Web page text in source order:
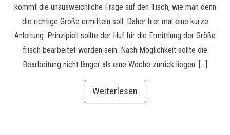
kommt die unausweichliche Frage auf den Tisch, wie man denn
die richtige Größe ermitteln soll. Daher hier mal eine kurze
Anleitung: Prinzipiell sollte der Huf für die Ermittlung der Größe
frisch bearbeitet worden sein. Nach Möglichkeit sollte die
Bearbeitung nicht länger als eine Woche zurück liegen. […]
Weiterlesen